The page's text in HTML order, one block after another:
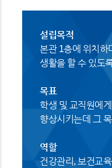
설립목적
본관 1층에 위치하
생활을 할 수 있도
목표
학생 및 교직원에
향상시키는데 그
역할
건강관리, 보건교